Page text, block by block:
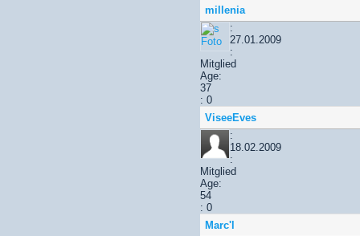
millenia
:
27.01.2009
:
Mitglied
Age:
37
: 0
ViseeEves
:
18.02.2009
:
Mitglied
Age:
54
: 0
Marc'l